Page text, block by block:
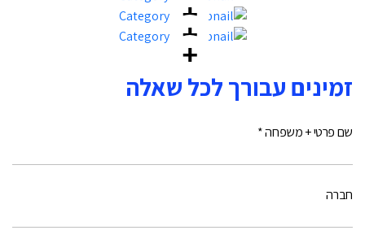
זמינים עבורך לכל שאלה
שם פרטי + משפחה *
חברה